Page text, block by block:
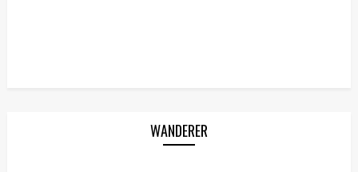
WANDERER